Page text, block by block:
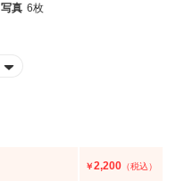
写真 6枚
￥2,200 （税込）